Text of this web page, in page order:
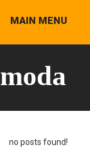
MAIN MENU
moda
no posts found!